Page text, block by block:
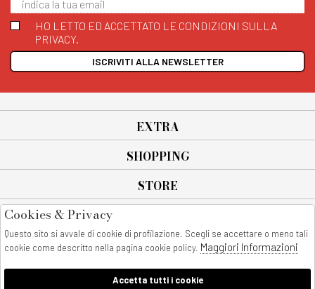
HO LETTO ED ACCETTATO LE CONDIZIONI SULLA
PRIVACY.
ISCRIVITI ALLA NEWSLETTER
EXTRA
SHOPPING
STORE
All rights reserved - © Copyright 2026
AnyAnyluxury srl - Sede Legale: Corso Vittorio Emanuele 90/A - 80053
castellammare di stabia - Italia
Cookies & Privacy
Questo sito si avvale di cookie di profilazione. Scegli se accettare o meno tali
cookie come descritto nella pagina cookie policy. Maggiori Informazioni
Accetta tutti i cookie